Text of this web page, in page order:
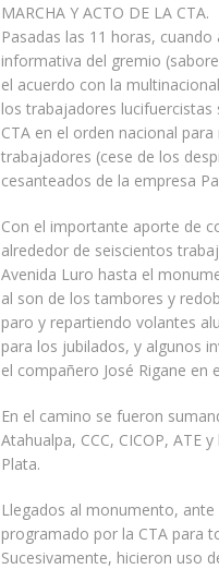
MARCHA Y ACTO DE LA CTA.
Pasadas las 11 horas,
informativa del gremio
el acuerdo con la
los trabajadores
CTA en el orden nacional
trabajadores (cese de los
cesanteados de la empresa
Con el importante aporte de
alrededor de seiscientos
Avenida Luro hasta el
al son de los tambores y
paro y repartiendo volantes
para los jubilados, y algunos
el compañero José Rigane
En el camino se fueron
Atahualpa, CCC, CICOP, ATE
Plata.
Llegados al monumento,
programado por la CTA para
Sucesivamente, hicieron uso